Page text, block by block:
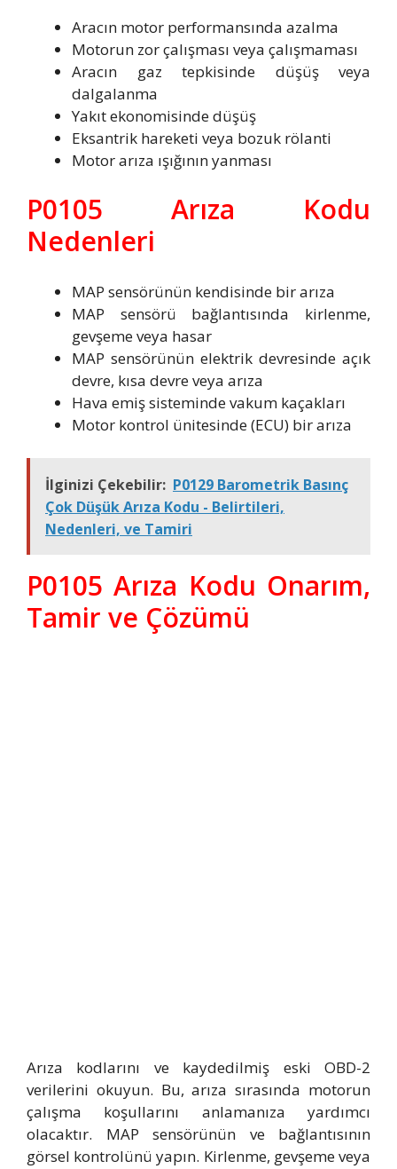
Aracın motor performansında azalma
Motorun zor çalışması veya çalışmaması
Aracın gaz tepkisinde düşüş veya
dalgalanma
Yakıt ekonomisinde düşüş
Eksantrik hareketi veya bozuk rölanti
Motor arıza ışığının yanması
P0105 Arıza Kodu
Nedenleri
MAP sensörünün kendisinde bir arıza
MAP sensörü bağlantısında kirlenme,
gevşeme veya hasar
MAP sensörünün elektrik devresinde açık
devre, kısa devre veya arıza
Hava emiş sisteminde vakum kaçakları
Motor kontrol ünitesinde (ECU) bir arıza
İlginizi Çekebilir: P0129 Barometrik Basınç
Çok Düşük Arıza Kodu - Belirtileri,
Nedenleri, ve Tamiri
P0105 Arıza Kodu Onarım,
Tamir ve Çözümü
Arıza kodlarını ve kaydedilmiş eski OBD-2
verilerini okuyun. Bu, arıza sırasında motorun
çalışma koşullarını anlamanıza yardımcı
olacaktır. MAP sensörünün ve bağlantısının
görsel kontrolünü yapın. Kirlenme, gevşeme veya